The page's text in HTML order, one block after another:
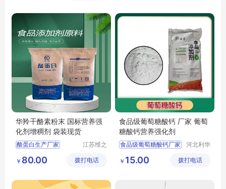
华羚干酪素粉末 国标营养强
化剂增稠剂 袋装现货
酪蛋白生产厂家
江苏维之
技有限公
￥ 80.00 拨打电话
食品级葡萄糖酸钙 厂家 葡萄
糖酸钙营养强化剂
食品级葡萄糖酸钙厂家
葡萄糖酸钙价格
葡萄糖酸钙生产厂家
河北利华
有限公司
￥ 15.00 拨打电话